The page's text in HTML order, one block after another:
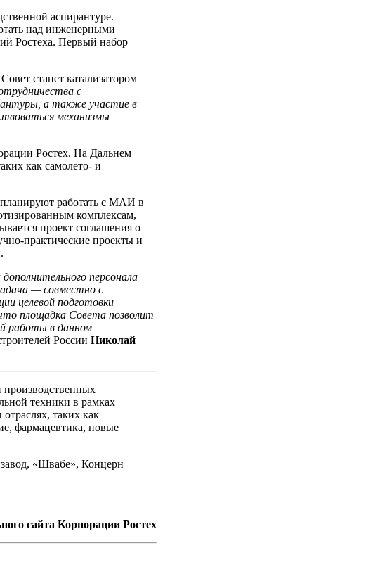
аспирантуре.
над инженерными
Ростеха. Первый набор
станет катализатором
с
а также участие в
механизмы
Ростех. На Дальнем
как самолето- и
планируют работать с МАИ в
комплексам,
проект соглашения о
практические проекты и
персонала
— совместно с
целевой подготовки
площадка Совета позволит
работы в данном
России Николай
техники в рамках
таких как
фармацевтика, новые
«Швабе», Концерн
сайта Корпорации Ростех